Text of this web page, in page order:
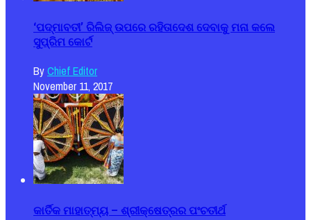
‘ପଦ୍ମାବତୀ’ ରିଲିଜ୍ ଉପରେ ରହିତାଦେଶ ଦେବାକୁ ମନା କଲେ
ସୁପ୍ରିମ କୋର୍ଟ
ByChief Editor
November 11, 2017
କାର୍ତିକ ମାହାତ୍ମ୍ୟ – ଶ୍ରୀକ୍ଷେତ୍ରର ପଂଚତୀର୍ଥ